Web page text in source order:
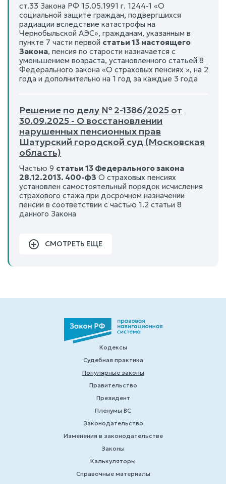
ст.33 Закона РФ 15.05.1991 г. 1244-1 «О
социальной защите граждан, подвергшихся
радиации вследствие катастрофы на
Чернобыльской АЭС», гражданам, указанным в
пункте 7 части первой статьи 13 настоящего
Закона, пенсия по старости назначается с
уменьшением возраста, установленного статьей 8
Федерального закона «О страховых пенсиях », на 2
года и дополнительно на 1 год за каждые 3 года
Решение по делу № 2-1386/2025 от
30.09.2025 - О восстановлении
нарушенных пенсионных прав
Шатурский городской суд (Московская
область)
Частью 9 статьи 13 Федерального закона
28.12.2013. 400-ФЗ О страховых пенсиях
установлен самостоятельный порядок исчисления
страхового стажа при досрочном назначении
пенсии в соответствии с частью 1.2 статьи 8
данного Закона
СМОТРЕТЬ ЕЩЕ
Кодексы
Судебная практика
Популярные законы
Правительство
Президент
Пленумы ВС
Законодательство
Изменения в законодательстве
Законы
Калькуляторы
Справочные материалы